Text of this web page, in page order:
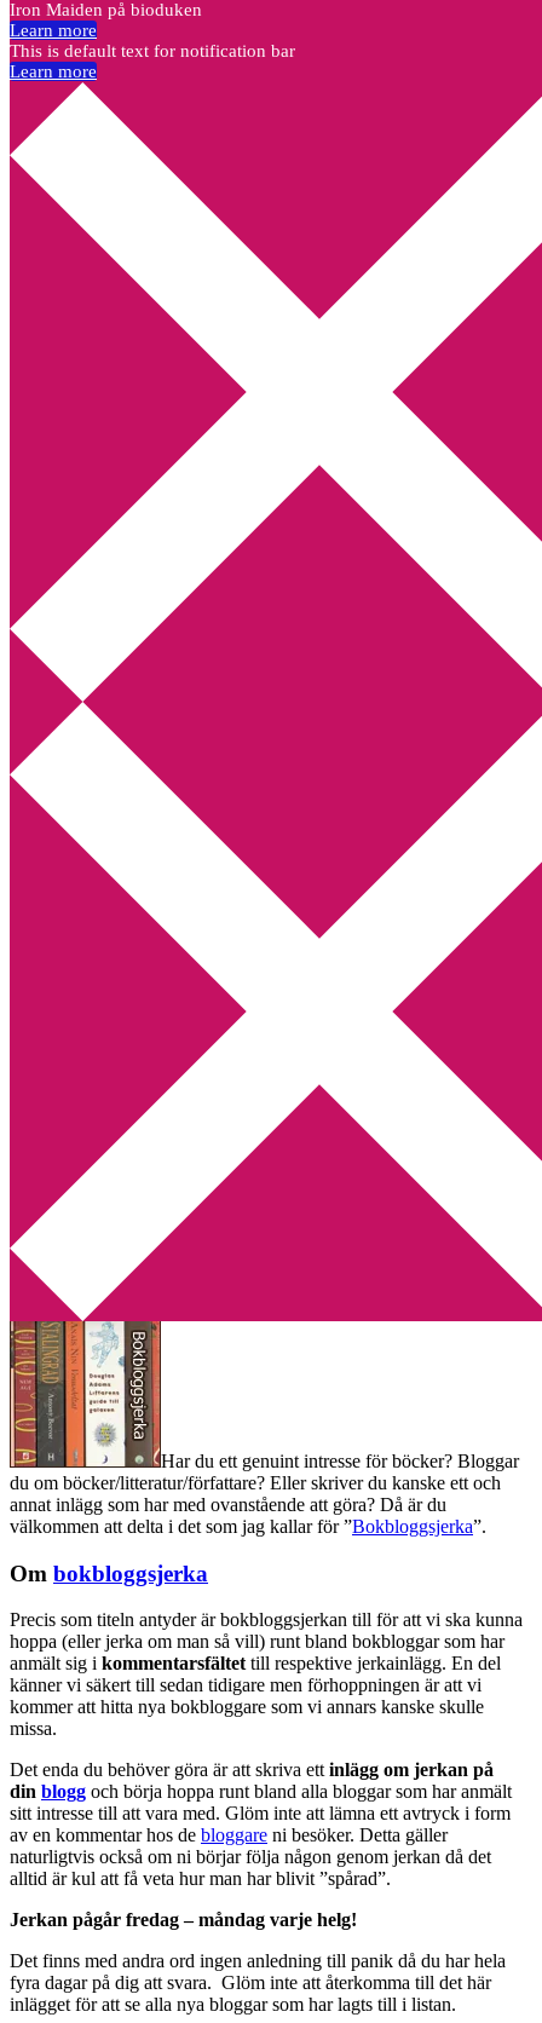
Annikas litteratur- och kulturblogg
Deckare, kriminalromaner, thrillers
Hem
Boktolva
Författarfemman
Kontakt
Webbshop Amazon
Utskriftscentralen
Min tv-blogg
You are here:Home Bokbloggsjerka
Bokbloggsjerka 23 – 26
Bokbloggsjerka 23 – 26 augusti
2013-08-23 by
Har du ett genuint intresse för böcker? Bloggar
du om böcker/litteratur/författare? Eller skriver du kanske ett och
annat inlägg som har med ovanstående att göra? Då är du
välkommen att delta i det som jag kallar för ”Bokbloggsjerka”.
Om bokbloggsjerka
Precis som titeln antyder är bokbloggsjerkan till för att vi ska kunna
hoppa (eller jerka om man så vill) runt bland bokbloggar som har
anmält sig i kommentarsfältet till respektive jerkainlägg. En del
känner vi säkert till sedan tidigare men förhoppningen är att vi
kommer att hitta nya bokbloggare som vi annars kanske skulle
missa.
Det enda du behöver göra är att skriva ett inlägg om jerkan på
din blogg och börja hoppa runt bland alla bloggar som har anmält
sitt intresse till att vara med. Glöm inte att lämna ett avtryck i form
av en kommentar hos de bloggare ni besöker. Detta gäller
naturligtvis också om ni börjar följa någon genom jerkan då det
alltid är kul att få veta hur man har blivit ”spårad”.
Jerkan pågår fredag – måndag varje helg!
Det finns med andra ord ingen anledning till panik då du har hela
fyra dagar på dig att svara. Glöm inte att återkomma till det här
inlägget för att se alla nya bloggar som har lagts till i listan.
Iron Maiden på bioduken
Learn more
This is default text for notification bar
Learn more